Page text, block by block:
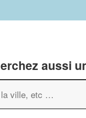
aussi